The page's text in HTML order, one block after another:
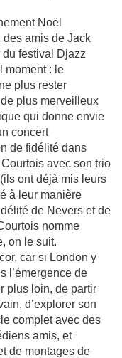
Noël
des amis de Jack
festival Djazz
moment : le
plus rester
plus merveilleux
qui donne envie
concert
de fidélité dans
avec son trio
ont déjà mis leurs
à leur manière
de Nevers et de
nomme
on le suit.
car si London y
l’émergence de
plus loin, de partir
d’explorer son
complet avec des
amis, et
de montages de